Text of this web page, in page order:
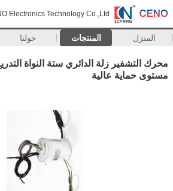
Electronics Technology Co.,Ltd
المنزل المنتجات حولنا
محرك التشفير زلة الدائري ستة النواة
مستوى حماية عالية